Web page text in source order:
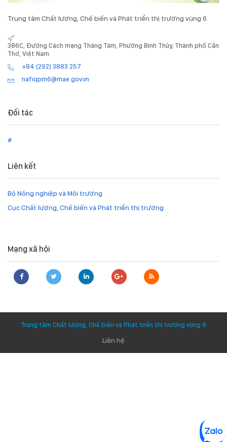
Trung tâm Chất lượng, Chế biến và Phát triển thị trường vùng 6
386C, Đường Cách mạng Tháng Tám, Phường Bình Thủy, Thành phố Cần
Thơ, Việt Nam
+84 (292) 3883 257
nafiqpm6@mae.gov.vn
Đối tác
#
Liên kết
Bộ Nông nghiệp và Môi trường
Cục Chất lượng, Chế biến và Phát triển thị trường
Mạng xã hội
Trung tâm Chất lượng, Chế biến và Phát triển thị trường vùng 6
Liên hệ